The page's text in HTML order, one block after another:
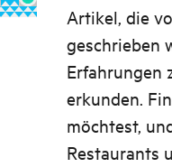
Artikel, die
geschrieben
Erfahrungen
erkunden.
möchtest,
Restaurants